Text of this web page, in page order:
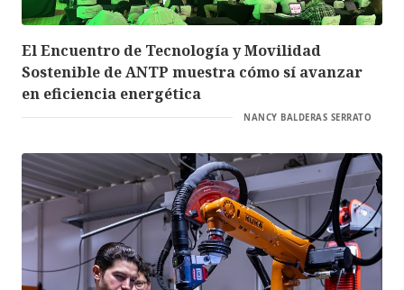
El Encuentro de Tecnología y Movilidad
Sostenible de ANTP muestra cómo sí avanzar
en eficiencia energética
NANCY BALDERAS SERRATO